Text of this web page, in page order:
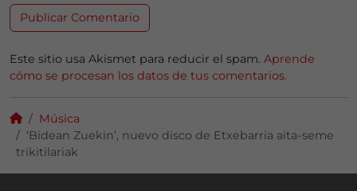
Este sitio usa Akismet para reducir el spam. Aprende
cómo se procesan los datos de tus comentarios.
Música
‘Bidean Zuekin’, nuevo disco de Etxebarria aita-seme
trikitilariak